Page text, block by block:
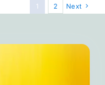
1 2 Next